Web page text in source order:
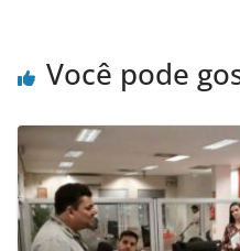
Você pode